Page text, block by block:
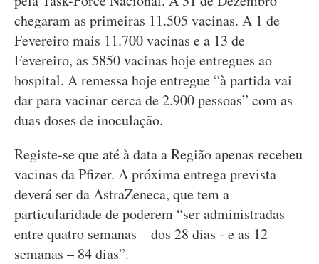
chegaram as primeiras 11.505 vacinas. A 1 de
Fevereiro mais 11.700 vacinas e a 13 de
Fevereiro, as 5850 vacinas hoje entregues ao
hospital. A remessa hoje entregue “à partida vai
dar para vacinar cerca de 2.900 pessoas” com as
duas doses de inoculação.
Registe-se que até à data a Região apenas recebeu
vacinas da Pfizer. A próxima entrega prevista
deverá ser da AstraZeneca, que tem a
particularidade de poderem “ser administradas
entre quatro semanas – dos 28 dias - e as 12
semanas – 84 dias”.